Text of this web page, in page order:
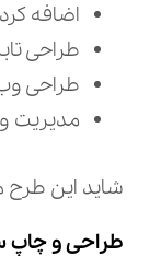
اضافه
طراحی
طراحی
مدیریت
شاید این طرح
طراحی و چاپ